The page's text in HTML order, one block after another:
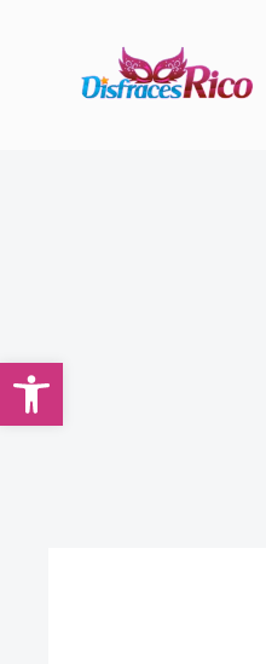
Abrir barra de herramientas